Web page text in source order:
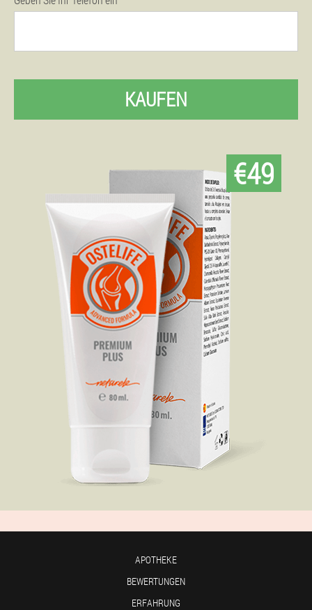
KAUFEN
€49
APOTHEKE
BEWERTUNGEN
ERFAHRUNG